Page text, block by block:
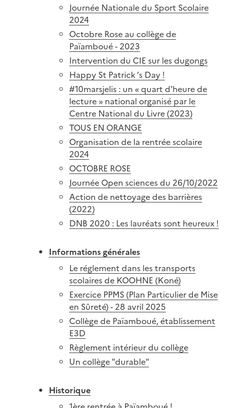
Journée Nationale du Sport Scolaire
2024
Octobre Rose au collège de
Païamboué - 2023
Intervention du CIE sur les dugongs
Happy St Patrick ’s Day !
#10marsjelis : un « quart d’heure de
lecture » national organisé par le
Centre National du Livre (2023)
TOUS EN ORANGE
Organisation de la rentrée scolaire
2024
OCTOBRE ROSE
Journée Open sciences du 26/10/2022
Action de nettoyage des barrières
(2022)
DNB 2020 : Les lauréats sont heureux !
Informations générales
Le réglement dans les transports
scolaires de KOOHNE (Koné)
Exercice PPMS (Plan Particulier de Mise
en Sûreté) - 28 avril 2025
Collège de Païamboué, établissement
E3D
Règlement intérieur du collège
Un collège "durable"
Historique